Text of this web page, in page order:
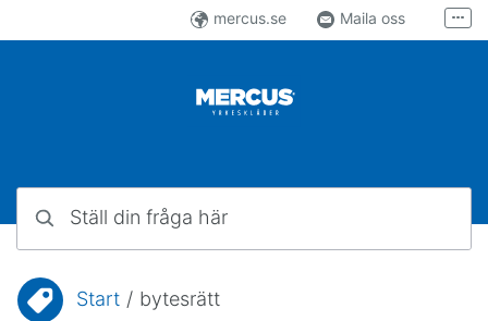
mercus.se
Maila oss
Fler
Du är här:Start / bytesrätt